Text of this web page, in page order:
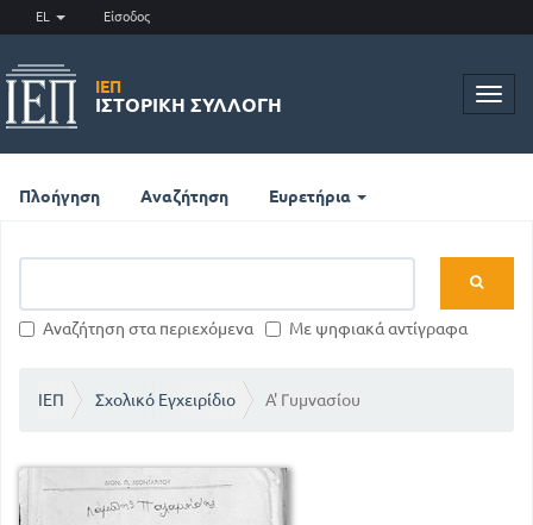
EL Είσοδος
ΙΕΠ
ΙΣΤΟΡΙΚΉ ΣΥΛΛΟΓΉ
Πλοήγηση Αναζήτηση Ευρετήρια
Αναζήτηση στα περιεχόμενα Με ψηφιακά αντίγραφα
ΙΕΠ Σχολικό Εγχειρίδιο Α' Γυμνασίου